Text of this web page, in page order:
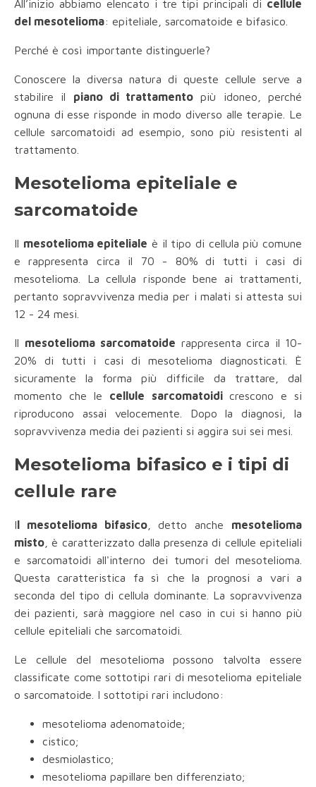
All’inizio abbiamo elencato i tre tipi principali di cellule
del mesotelioma: epiteliale, sarcomatoide e bifasico.
Perché è così importante distinguerle?
Conoscere la diversa natura di queste cellule serve a
stabilire il piano di trattamento più idoneo, perché
ognuna di esse risponde in modo diverso alle terapie. Le
cellule sarcomatoidi ad esempio, sono più resistenti al
trattamento.
Mesotelioma epiteliale e
sarcomatoide
Il mesotelioma epiteliale è il tipo di cellula più comune
e rappresenta circa il 70 - 80%
di tutti i casi di
mesotelioma. La cellula risponde bene ai trattamenti,
pertanto sopravvivenza media per i malati si attesta sui
12 - 24 mesi.
Il mesotelioma sarcomatoide rappresenta circa il 10-
20% di tutti i casi di mesotelioma diagnosticati. È
sicuramente la forma più difficile da trattare, dal
momento che le cellule sarcomatoidi crescono e si
riproducono assai velocemente. Dopo la diagnosi, la
sopravvivenza media dei pazienti si aggira sui sei mesi.
Mesotelioma bifasico e i tipi di
cellule rare
Il mesotelioma bifasico, detto anche mesotelioma
misto , è caratterizzato dalla presenza di cellule epiteliali
e sarcomatoidi all'interno dei tumori del mesotelioma.
Questa caratteristica fa sì che la prognosi a vari a
seconda del tipo di cellula dominante. La sopravvivenza
dei pazienti, sarà maggiore nel caso in cui si hanno più
cellule epiteliali che sarcomatoidi.
Le cellule del mesotelioma possono talvolta essere
classificate come sottotipi rari di mesotelioma epiteliale
o sarcomatoide. I sottotipi rari includono:
mesotelioma adenomatoide;
cistico;
desmiolastico;
mesotelioma papillare ben differenziato;